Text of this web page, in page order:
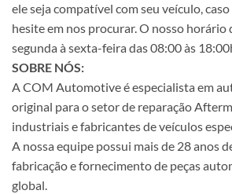
ele seja compatível com seu veículo,
hesite em nos procurar. O nosso horário
segunda à sexta-feira das 08:00 às
SOBRE NÓS:
A COM Automotive é especialista em
original para o setor de reparação
industriais e fabricantes de veículos
A nossa equipe possui mais de 28 anos
fabricação e fornecimento de peças
global.